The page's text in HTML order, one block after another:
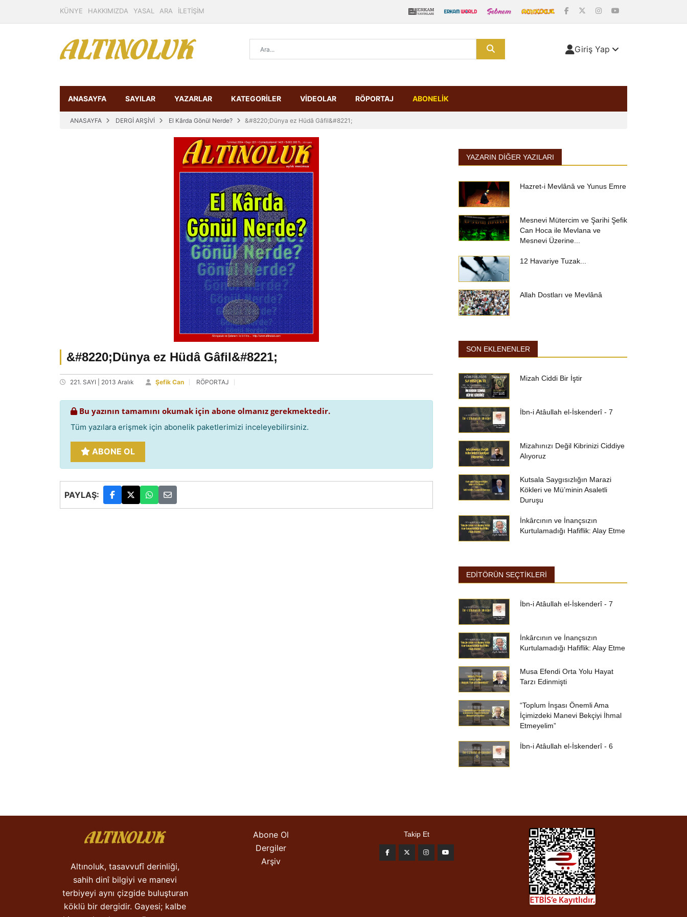
KÜNYE HAKKIMIZDA YASAL ARA İLETİŞİM
Giriş Yap
ANASAYFA SAYILAR YAZARLAR KATEGORİLER VİDEOLAR RÖPORTAJ ABONELİK
ANASAYFA DERGİ ARŞİVİ El Kârda Gönül Nerde? &#8220;Dünya ez Hüdâ Gâfil&#8221;
&#8220;Dünya ez Hüdâ Gâfil&#8221;
221. SAYI | 2013 Aralık Şefik Can RÖPORTAJ
Bu yazının tamamını okumak için abone olmanız gerekmektedir.
Tüm yazılara erişmek için abonelik paketlerimizi inceleyebilirsiniz.
ABONE OL
PAYLAŞ:
YAZARIN DIĞER YAZILARI
Hazret-i Mevlânâ ve Yunus Emre
Mesnevi Mütercim ve Şarihi Şefik
Can Hoca ile Mevlana ve
Mesnevi Üzerine...
12 Havariye Tuzak...
Allah Dostları ve Mevlânâ
SON EKLENENLER
Mizah Ciddi Bir İştir
İbn-i Atâullah el-İskenderî - 7
Mizahınızı Değil Kibrinizi Ciddiye
Alıyoruz
Kutsala Saygısızlığın Marazi
Kökleri ve Mü’minin Asaletli
Duruşu
İnkârcının ve İnançsızın
Kurtulamadığı Hafiflik: Alay Etme
EDİTÖRÜN SEÇTİKLERİ
İbn-i Atâullah el-İskenderî - 7
İnkârcının ve İnançsızın
Kurtulamadığı Hafiflik: Alay Etme
Musa Efendi Orta Yolu Hayat
Tarzı Edinmişti
“Toplum İnşası Önemli Ama
İçimizdeki Manevi Bekçiyi İhmal
Etmeyelim”
İbn-i Atâullah el-İskenderî - 6
Altınoluk, tasavvufî derinliği,
sahih dinî bilgiyi ve manevi
terbiyeyi aynı çizgide buluşturan
köklü bir dergidir. Gayesi; kalbe
Abone Ol
Dergiler
Arşiv
Takip Et